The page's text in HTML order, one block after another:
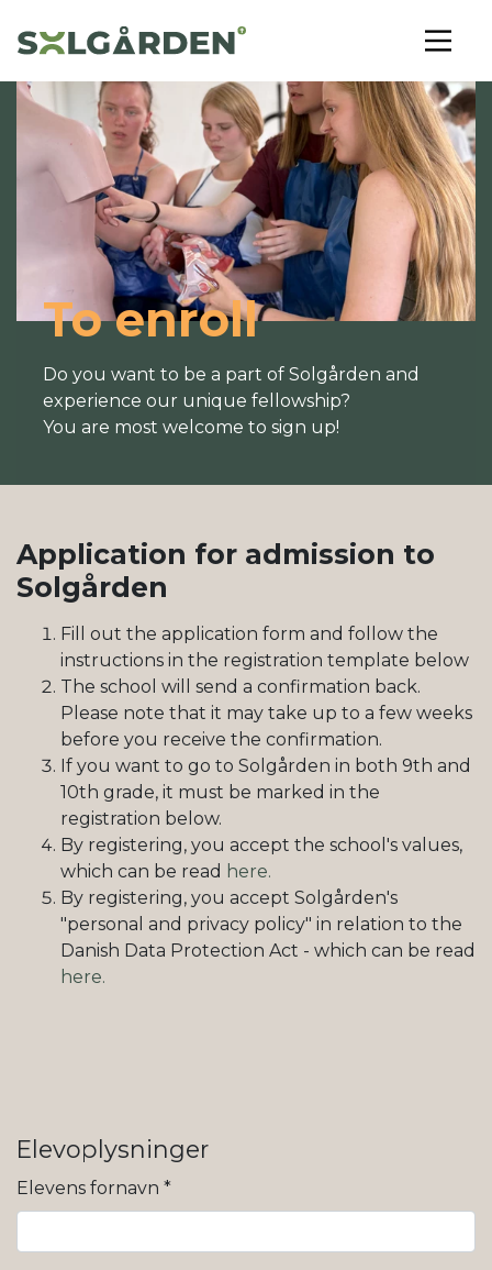
To enroll
Do you want to be a part of Solgården and
experience our unique fellowship?
You are most welcome to sign up!
Application for admission to
Solgården
Fill out the application form and follow the
instructions in the registration template below
The school will send a confirmation back.
Please note that it may take up to a few weeks
before you receive the confirmation.
If you want to go to Solgården in both 9th and
10th grade, it must be marked in the
registration below.
By registering, you accept the school's values,
which can be read here.
By registering, you accept Solgården's
"personal and privacy policy" in relation to the
Danish Data Protection Act - which can be read
here.
Elevoplysninger
Elevens fornavn *